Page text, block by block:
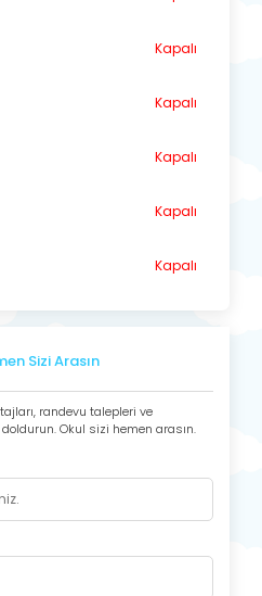
Kapalı
Kapalı
Kapalı
Kapalı
Kapalı
Sizi Arasın
randevu talepleri ve
Okul sizi hemen arasın.